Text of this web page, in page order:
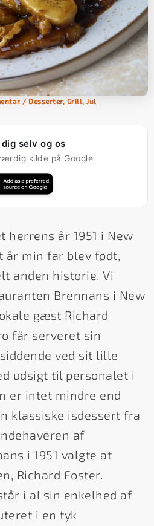
/ Desserter, Grill Jul
selv og os
kilde på Google.
herrens år 1951 i New
år min far blev født,
anden historie. Vi
Brennans i New
gæst Richard
får serveret sin
ved sit lille
udsigt til personalet i
er intet mindre end
klassiske isdessert fra
af
i 1951 valgte at
Richard Foster.
i al sin enkelhed af
i en tyk